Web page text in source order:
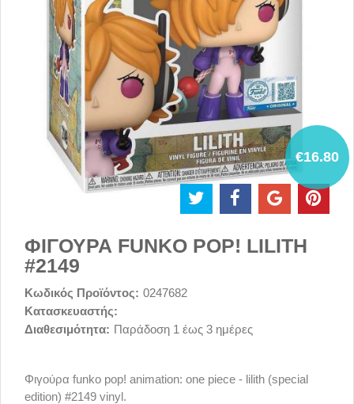
€16.80
ΦΙΓΟΥΡΑ FUNKO POP! LILITH
#2149
Κωδικός Προϊόντος: 0247682
Κατασκευαστής:
Διαθεσιμότητα: Παράδοση 1 έως 3 ημέρες
Φιγούρα funko pop! animation: one piece - lilith (special
edition) #2149 vinyl.